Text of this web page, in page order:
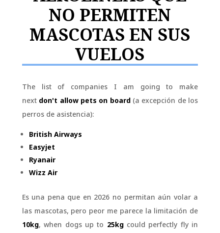
NO PERMITEN
MASCOTAS EN SUS
VUELOS
The list of companies I am going to make
next don't allow pets on board(a excepción de los
perros de asistencia):
British Airways
Easyjet
Ryanair
Wizz Air
Es una pena que en 2026 no permitan aún volar a
las mascotas, pero peor me parece la limitación de
10kg, when dogs up to 25kgcould perfectly fly in